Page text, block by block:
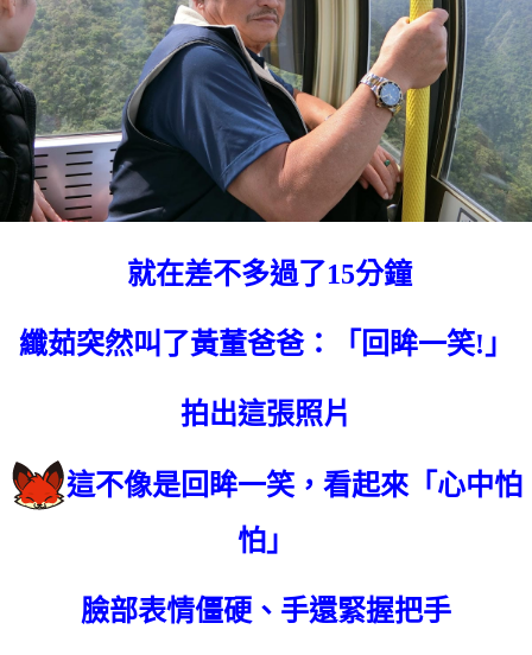
就在差不多過了15分鐘
纖茹突然叫了黃董爸爸：「回眸一笑!」
拍出這張照片
這不像是回眸一笑，看起來「心中怕
怕」
臉部表情僵硬、手還緊握把手